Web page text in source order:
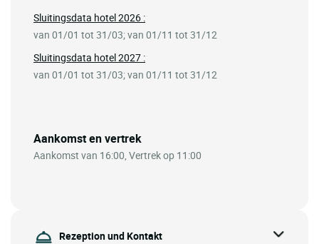
Aankomst en vertrek
Aankomst van 16:00, Vertrek op 11:00
Sluitingsdata hotel 2026 :
van 01/01 tot 31/03; van 01/11 tot 31/12
Sluitingsdata hotel 2027 :
van 01/01 tot 31/03; van 01/11 tot 31/12
Rezeption und Kontakt